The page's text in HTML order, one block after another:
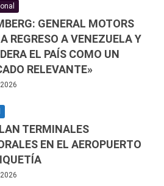
GENERAL MOTORS
REGRESO A VENEZUELA Y
EL PAÍS COMO UN
RELEVANTE»
TERMINALES
EN EL AEROPUERTO